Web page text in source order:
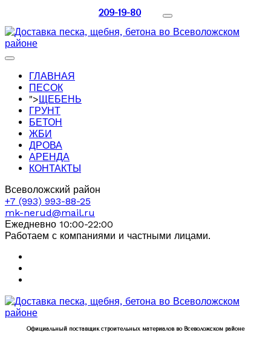
209-19-80
ГЛАВНАЯ
ПЕСОК
">ЩЕБЕНЬ
ГРУНТ
БЕТОН
ЖБИ
ДРОВА
АРЕНДА
КОНТАКТЫ
Всеволожский район
+7 (993) 993-88-25
mk-nerud@mail.ru
Ежедневно 10:00-22:00
Работаем с компаниями и частными лицами.
Официальный поставщик строительных материалов во Всеволожском районе